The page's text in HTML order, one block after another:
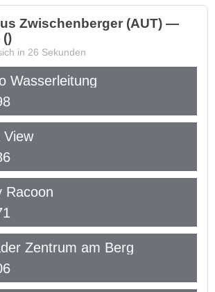
Zwischenberger (AUT) —
()
in 26 Sekunden
Wasserleitung
View
Racoon
Zentrum am Berg